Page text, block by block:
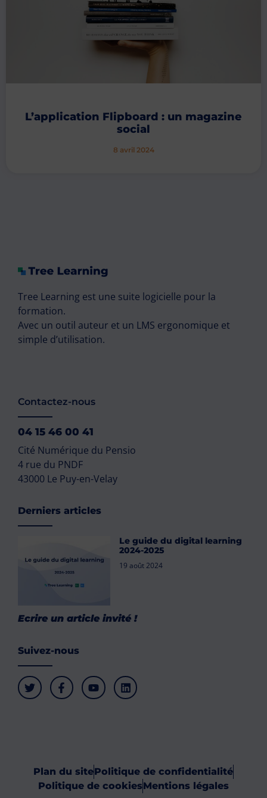
L’application Flipboard : un magazine
social
8 avril 2024
Tree Learning est une suite logicielle pour la
formation.
Avec un outil auteur et un LMS ergonomique et
simple d’utilisation.
Contactez-nous
04 15 46 00 41
Cité Numérique du Pensio
4 rue du PNDF
43000 Le Puy-en-Velay
Derniers articles
Le guide du digital learning
2024-2025
19 août 2024
Ecrire un article invité !
Suivez-nous
Plan du sitePolitique de confidentialité
Politique de cookiesMentions légales